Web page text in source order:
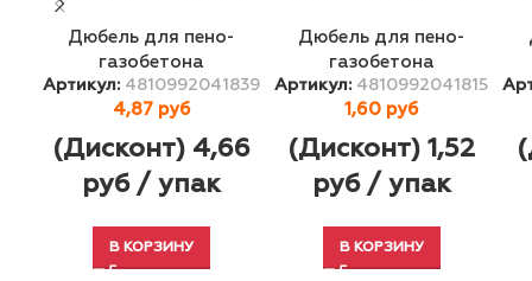
Дюбель для пено-
газобетона
Артикул: 4810992041839
4,87 руб
(Дисконт) 4,66
руб / упак
В КОРЗИНУ
Дюбель для пено-
газобетона
Артикул: 4810992041815
1,60 руб
(Дисконт) 1,52
руб / упак
В КОРЗИНУ